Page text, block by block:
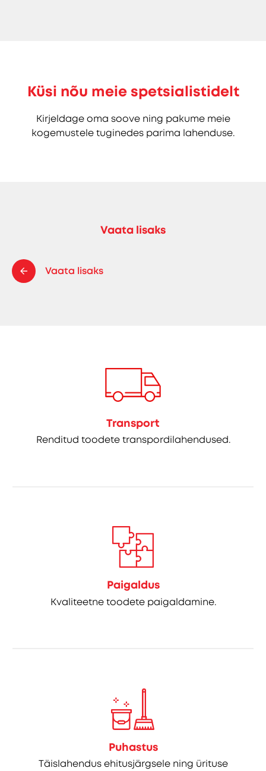
Küsi nõu meie spetsialistidelt
Kirjeldage oma soove ning pakume meie
kogemustele tuginedes parima lahenduse.
Vaata lisaks
Vaata lisaks
Transport
Renditud toodete transpordilahendused.
Paigaldus
Kvaliteetne toodete paigaldamine.
Puhastus
Täislahendus ehitusjärgsele ning ürituse